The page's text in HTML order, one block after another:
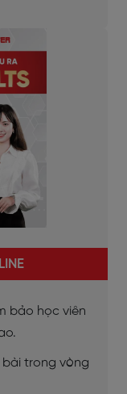
bảo học viên
bài trong vòng